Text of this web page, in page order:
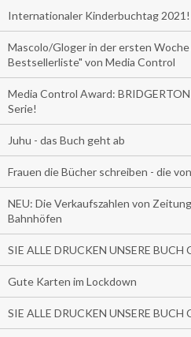
Internationaler Kinderbuchtag 2021!
Mascolo/Gloger in der ersten
Bestsellerliste" von Media Control
Media Control Award:
Serie!
Juhu - das Buch geht ab
Frauen die Bücher schreiben - die
NEU: Die Verkaufszahlen von
Bahnhöfen
SIE ALLE DRUCKEN UNSERE BUCH
Gute Karten im Lockdown
SIE ALLE DRUCKEN UNSERE BUCH